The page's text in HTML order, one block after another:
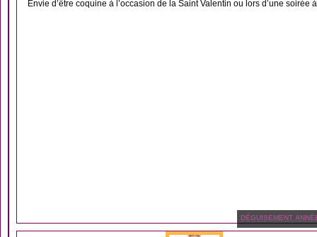
Envie d’être coquine à l’occasion de la Saint Valentin ou lors d’une soirée
DÉGUISEMENT